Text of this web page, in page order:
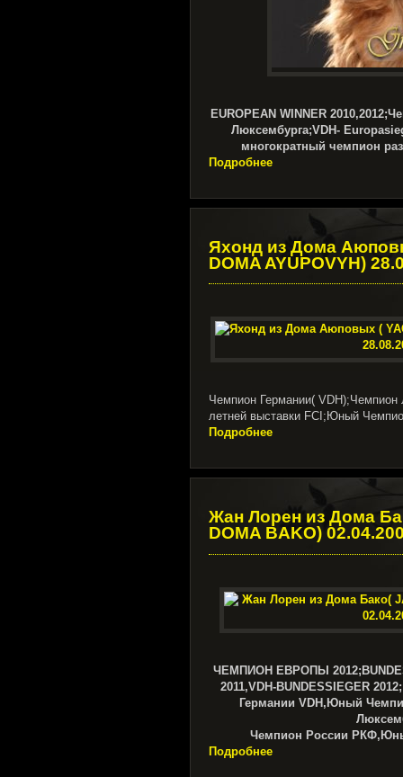
EUROPEAN WINNER
Люксембурга;VDH-
многократный чемпион
Подробнее
Яхонд из Дома
DOMA AYUPOVYH)
Чемпион Германии(
летней выставки FCI;Юный
Подробнее
Жан Лорен из Дома
DOMA BAKO)
ЧЕМПИОН ЕВРОПЫ
2011,VDH-BUNDESSIEGER
Германии VDH,Юный
Чемпион России
Подробнее